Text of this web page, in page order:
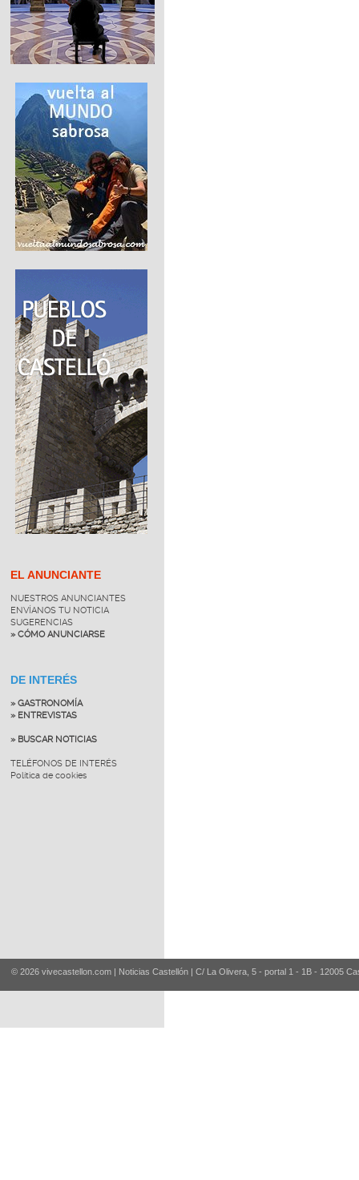
EL ANUNCIANTE
NUESTROS ANUNCIANTES
ENVÍANOS TU NOTICIA
SUGERENCIAS
» CÓMO ANUNCIARSE
DE INTERÉS
» GASTRONOMÍA
» ENTREVISTAS
» BUSCAR NOTICIAS
TELÉFONOS DE INTERÉS
Política de cookies
© 2026 vivecastellon.com | Noticias Castellón | C/ La Olivera, 5 - portal 1 - 1B - 12005